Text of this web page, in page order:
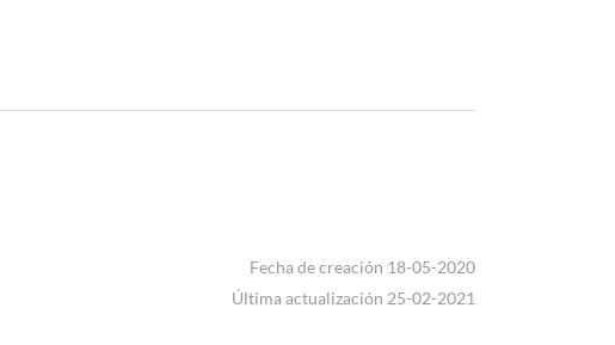
Fecha de creación 18-05-2020
Última actualización 25-02-2021